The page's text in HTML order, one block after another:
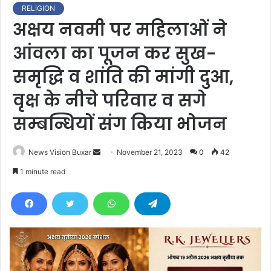
RELIGION
अक्षय नवमी पर महिलाओं ने
आंवला का पूजन कर सुख-
समृद्धि व शांति की मांगी दुआ,
वृक्ष के नीचे परिवार व सगे
सम्बन्धियों संग किया भोजन
News Vision Buxar
d
e
m
a
November 21, 2023 0 42
1 minute read